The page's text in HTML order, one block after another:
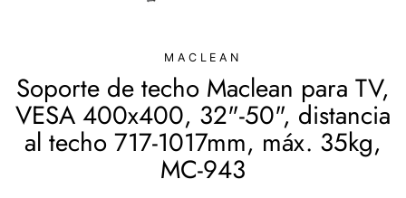
MACLEAN
Soporte de techo Maclean para TV,
VESA 400x400, 32"-50", distancia
al techo 717-1017mm, máx. 35kg,
MC-943